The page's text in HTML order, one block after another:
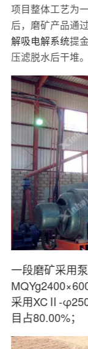
项目整体工艺为
后，磨矿产品通
解吸电解系统提
压滤脱水后干堆。
一段磨矿采用
采用XCⅡ-
目占80.00%；